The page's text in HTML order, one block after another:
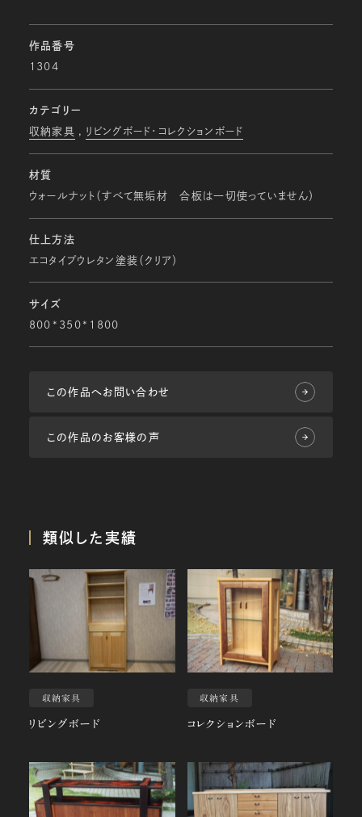
作品番号
1304
カテゴリー
収納家具 リビングボード・コレクションボード
材質
ウォールナット（すべて無垢材 合板は一切使っていません）
仕上方法
エコタイプウレタン塗装（クリア）
サイズ
800*350*1800
この作品へお問い合わせ
この作品のお客様の声
類似した実績
収納家具
リビングボード
収納家具
コレクションボード